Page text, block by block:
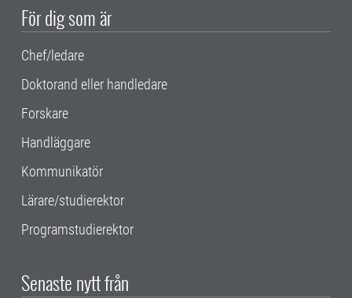
För dig som är
Chef/ledare
Doktorand eller handledare
Forskare
Handläggare
Kommunikatör
Lärare/studierektor
Programstudierektor
Senaste nytt från